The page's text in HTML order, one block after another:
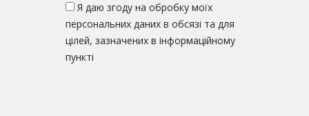
Я даю згоду на обробку моїх
персональних даних в обсязі та для
цілей, зазначених в інформаційному
пункті